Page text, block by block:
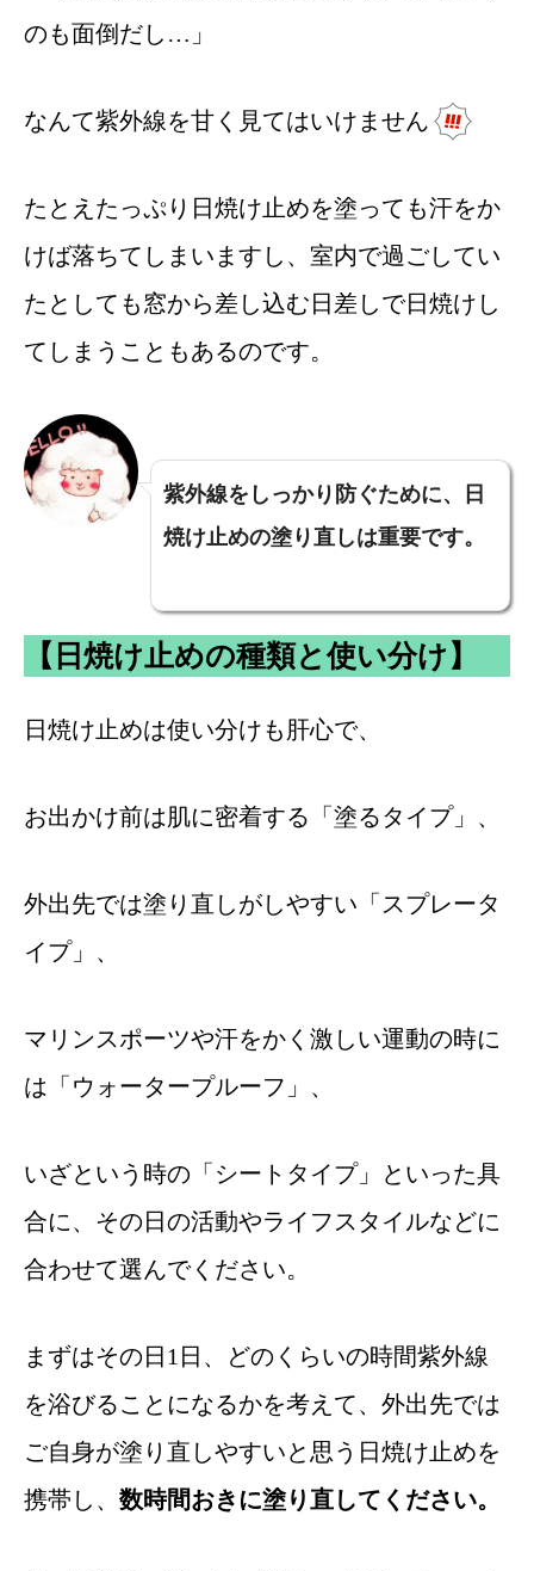
のも面倒だし…」
なんて紫外線を甘く見てはいけません
たとえたっぷり日焼け止めを塗っても汗をか
けば落ちてしまいますし、室内で過ごしてい
たとしても窓から差し込む日差しで日焼けし
てしまうこともあるのです。
紫外線をしっかり防ぐために、日
焼け止めの塗り直しは重要です。
【日焼け止めの種類と使い分け】
日焼け止めは使い分けも肝心で、
お出かけ前は肌に密着する「塗るタイプ」、
外出先では塗り直しがしやすい「スプレータ
イプ」、
マリンスポーツや汗をかく激しい運動の時に
は「ウォータープルーフ」、
いざという時の「シートタイプ」といった具
合に、その日の活動やライフスタイルなどに
合わせて選んでください。
まずはその日1日、どのくらいの時間紫外線
を浴びることになるかを考えて、外出先では
ご自身が塗り直しやすいと思う日焼け止めを
携帯し、 数時間おきに塗り直してください。